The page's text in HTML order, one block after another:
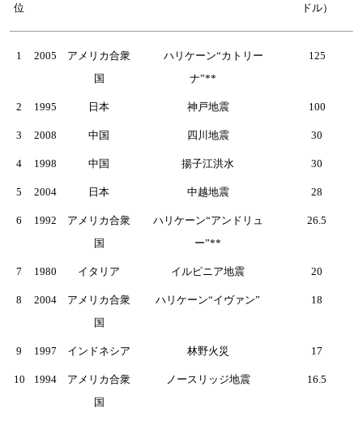
位
ドル）
1 2005
アメリカ合衆
国
ハリケーン“カトリー
ナ”**
125
2 1995 日本 神戸地震 100
3 2008 中国 四川地震 30
4 1998 中国 揚子江洪水 30
5 2004 日本 中越地震 28
6 1992
アメリカ合衆
国
ハリケーン“アンドリュ
ー”**
26.5
7 1980 イタリア イルピニア地震 20
8 2004
アメリカ合衆
国
ハリケーン“イヴァン” 18
9 1997 インドネシア 林野火災 17
10 1994
アメリカ合衆
国
ノースリッジ地震 16.5